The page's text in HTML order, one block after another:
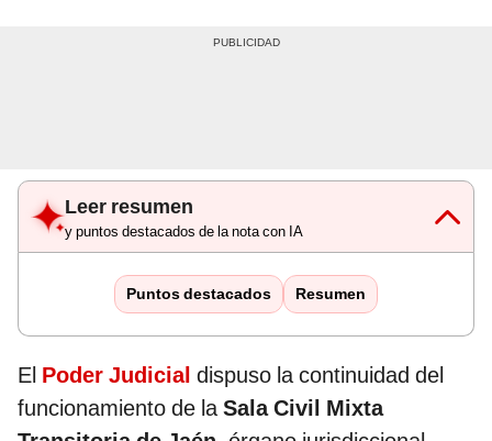
Leer resumen
y puntos destacados de la nota con IA
Puntos destacados Resumen
El Poder Judicial dispuso la continuidad del
funcionamiento de laSala Civil Mixta